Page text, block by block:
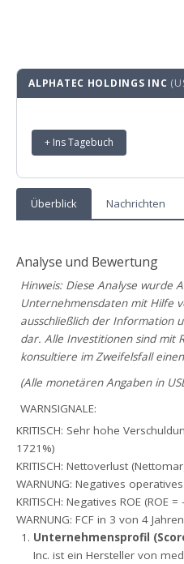
ALPHATEC HOLDINGS INC
+ Ins Tagebuch
Überblick Nachrichten
Analyse und Bewertung
Hinweis: Diese Analyse wurde
Unternehmensdaten mit Hilfe
ausschließlich der Information
dar. Alle Investitionen sind mit
konsultiere im Zweifelsfall
(Alle monetären Angaben in
WARNSIGNALE:
KRITISCH: Sehr hohe
1721%)
KRITISCH: Nettoverlust
WARNUNG: Negatives
KRITISCH: Negatives ROE (ROE =
WARNUNG: FCF in 3 von 4
Unternehmensprofil
Inc. ist ein Hersteller von